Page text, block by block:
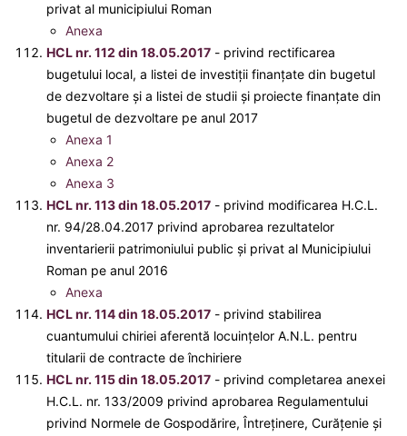
privat al municipiului Roman
Anexa
HCL nr. 112 din 18.05.2017 - privind rectificarea
bugetului local, a listei de investiții finanțate din bugetul
de dezvoltare și a listei de studii și proiecte finanțate din
bugetul de dezvoltare pe anul 2017
Anexa 1
Anexa 2
Anexa 3
HCL nr. 113 din 18.05.2017 - privind modificarea H.C.L.
nr. 94/28.04.2017 privind aprobarea rezultatelor
inventarierii patrimoniului public și privat al Municipiului
Roman pe anul 2016
Anexa
HCL nr. 114 din 18.05.2017 - privind stabilirea
cuantumului chiriei aferentă locuinţelor A.N.L. pentru
titularii de contracte de închiriere
HCL nr. 115 din 18.05.2017 - privind completarea anexei
H.C.L. nr. 133/2009 privind aprobarea Regulamentului
privind Normele de Gospodărire, Întreținere, Curățenie și